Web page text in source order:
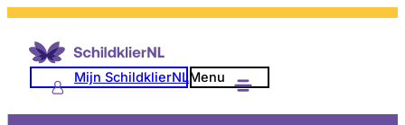
Mijn SchildklierNLMenu